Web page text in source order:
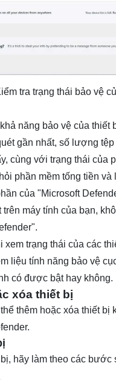
tra trạng thái bảo vệ
năng bảo vệ của thiết
gần nhất, số lượng
cùng với trạng thái của
phần mềm tống tiền và
của "Microsoft
máy tính của bạn,
xem trạng thái của các
liệu tính năng bảo vệ
có được bật hay không.
xóa thiết bị
thêm hoặc xóa thiết bị
hãy làm theo các bước